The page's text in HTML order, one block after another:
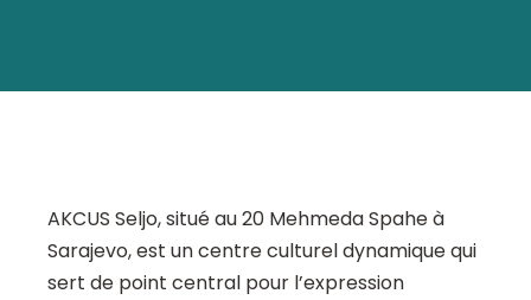
AKCUS Seljo, situé au 20 Mehmeda Spahe à
Sarajevo, est un centre culturel dynamique qui
sert de point central pour l’expression